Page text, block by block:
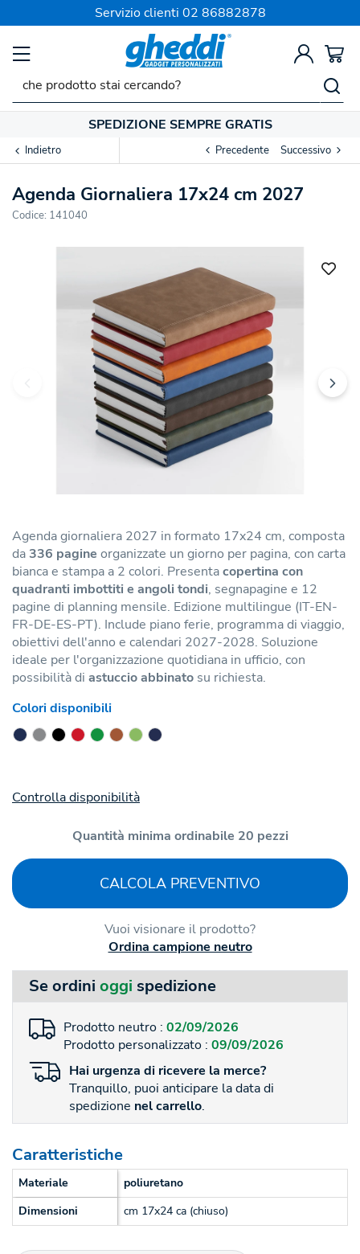
Servizio clienti 02 86882878
SPEDIZIONE SEMPRE GRATIS
Indietro Precedente Successivo
Agenda Giornaliera 17x24 cm 2027
Codice: 141040
Agenda giornaliera 2027 in formato 17x24 cm, composta
da336 pagine organizzate un giorno per pagina, con carta
bianca e stampa a 2 colori. Presentacopertina con
quadranti imbottiti e angoli tondi, segnapagine e 12
pagine di planning mensile. Edizione multilingue (IT-EN-
FR-DE-ES-PT). Include piano ferie, programma di viaggio,
obiettivi dell'anno e calendari 2027-2028. Soluzione
ideale per l'organizzazione quotidiana in ufficio, con
possibilità di astuccio abbinato su richiesta.
Colori disponibili
Controlla disponibilità
Quantità minima ordinabile 20 pezzi
CALCOLA PREVENTIVO
Vuoi visionare il prodotto?
Ordina campione neutro
Se ordini oggi spedizione
Prodotto neutro : 02/09/2026
Prodotto personalizzato : 09/09/2026
Hai urgenza di ricevere la merce?
Tranquillo, puoi anticipare la data di
spedizione nel carrello.
Caratteristiche
Materiale
poliuretano
Dimensioni
cm 17x24 ca (chiuso)